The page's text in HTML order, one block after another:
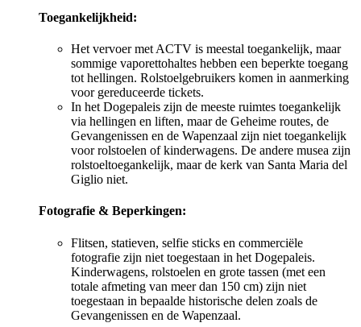
Toegankelijkheid:
Het vervoer met ACTV is meestal toegankelijk, maar
sommige vaporettohaltes hebben een beperkte toegang
tot hellingen. Rolstoelgebruikers komen in aanmerking
voor gereduceerde tickets.
In het Dogepaleis zijn de meeste ruimtes toegankelijk
via hellingen en liften, maar de Geheime routes, de
Gevangenissen en de Wapenzaal zijn niet toegankelijk
voor rolstoelen of kinderwagens. De andere musea zijn
rolstoeltoegankelijk, maar de kerk van Santa Maria del
Giglio niet.
Fotografie & Beperkingen:
Flitsen, statieven, selfie sticks en commerciële
fotografie zijn niet toegestaan in het Dogepaleis.
Kinderwagens, rolstoelen en grote tassen (met een
totale afmeting van meer dan 150 cm) zijn niet
toegestaan in bepaalde historische delen zoals de
Gevangenissen en de Wapenzaal.